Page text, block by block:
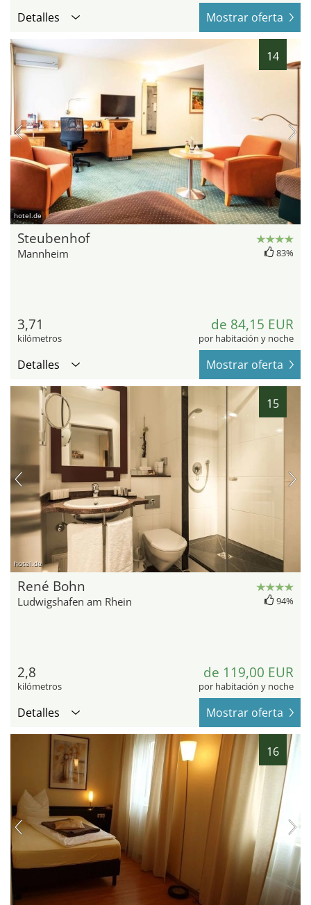
Detalles Mostrar oferta
14
hotel.de
Steubenhof
Mannheim 83%
3,71
kilómetros
de 84,15 EUR
por habitación y noche
Detalles Mostrar oferta
15
hotel.de
René Bohn
Ludwigshafen am Rhein 94%
2,8
kilómetros
de 119,00 EUR
por habitación y noche
Detalles Mostrar oferta
16